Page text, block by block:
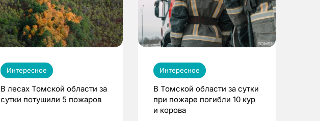
Интересное
В лесах Томской области за
сутки потушили 5 пожаров
Интересное
В Томской области за сутки
при пожаре погибли 10 кур
и корова